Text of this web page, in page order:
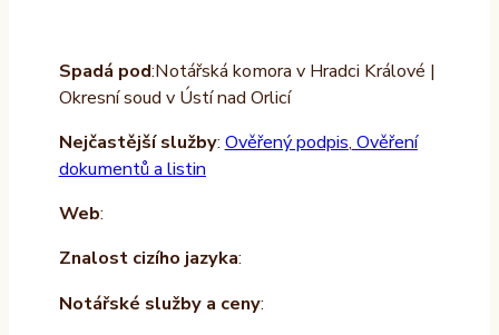
Spadá pod:Notářská komora v Hradci Králové |
Okresní soud v Ústí nad Orlicí
Nejčastější služby: Ověřený podpis, Ověření
dokumentů a listin
Web:
Znalost cizího jazyka:
Notářské služby a ceny: